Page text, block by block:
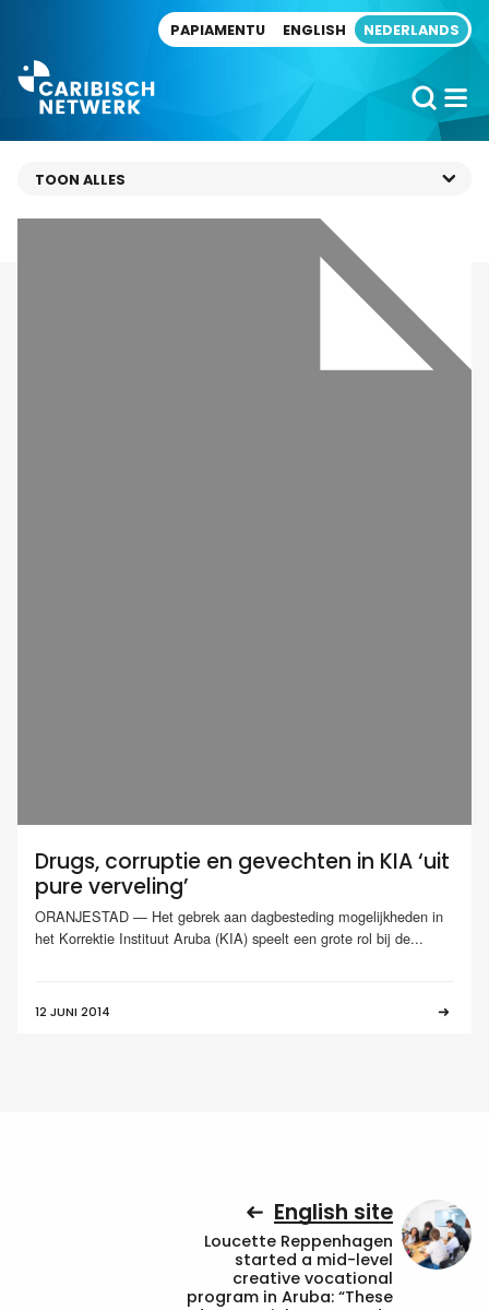
PAPIAMENTU ENGLISH NEDERLANDS
Drugs, corruptie en gevechten in KIA ‘uit
pure verveling’
ORANJESTAD — Het gebrek aan dagbesteding mogelijkheden in
het Korrektie Instituut Aruba (KIA) speelt een grote rol bij de...
12 JUNI 2014
English site
Loucette Reppenhagen
started a mid-level
creative vocational
program in Aruba: “These